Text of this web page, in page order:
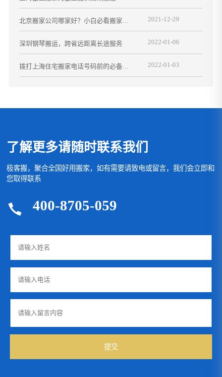
北京搬家公司哪家好？小白必看搬家攻
略
2021-12-29
深圳钢琴搬运，跨省远距离长途服务 2022-01-06
拨打上海住宅搬家电话号码前的必备搬
家攻略
2022-01-03
了解更多请随时联系我们
极客搬，聚合全国好用搬家，如有需要请致电或留言，我们会立即和
您取得联系
400-8705-059
提交